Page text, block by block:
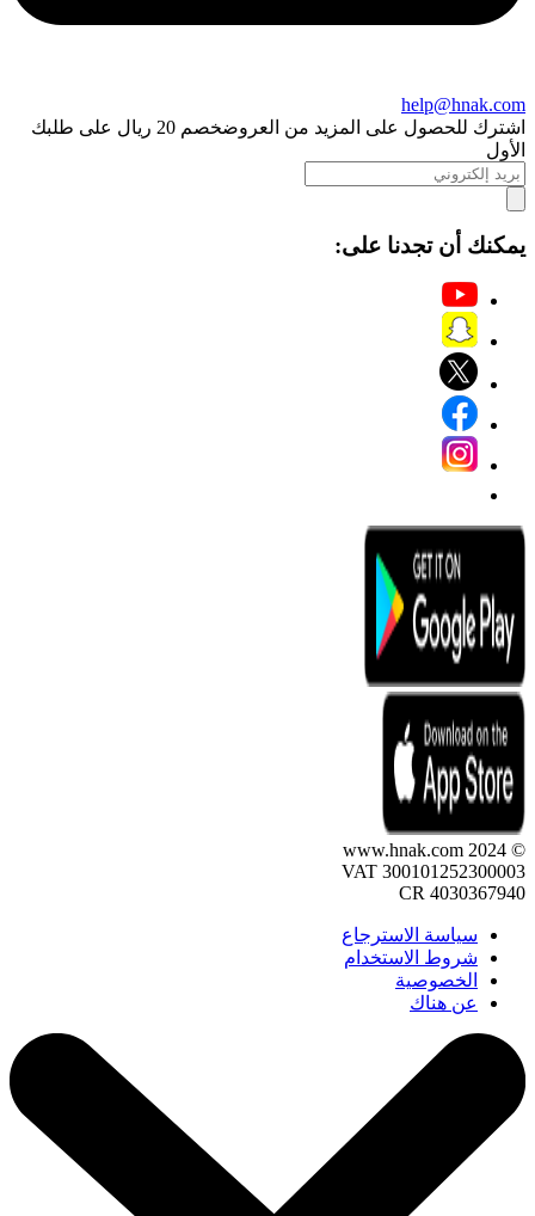
help@hnak.com
اشترك للحصول على المزيد من العروض
خصم 20 ريال على طلبك
الأول
يمكنك أن تجدنا على:
© 2024 www.hnak.com
VAT 300101252300003
CR 4030367940
سياسة الاسترجاع
شروط الاستخدام
الخصوصية
عن هناك